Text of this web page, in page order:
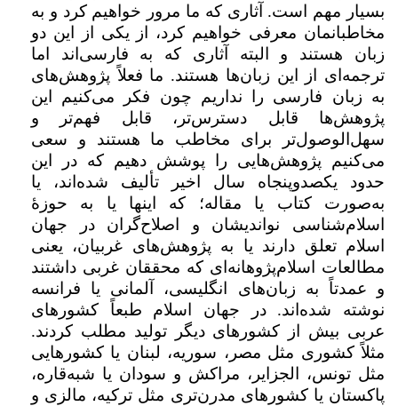
بسیار مهم است. آثاری که ما مرور خواهیم کرد و به
مخاطبانمان معرفی خواهیم کرد، از یکی از این دو
زبان هستند و البته آثاری که به فارسی‌اند اما
ترجمه‌ای از این زبان‌ها هستند. ما فعلاً پژوهش‌های
به زبان فارسی را نداریم چون فکر می‌کنیم این
پژوهش‌ها قابل دسترس‌تر، قابل فهم‌تر و
سهل‌الوصول‌تر‌ برای مخاطب ما هستند و سعی
می‌کنیم پژوهش‌هایی را پوشش دهیم که در این
حدود یکصدوپنجاه سال اخیر تألیف شده‌اند، یا
به‌صورت کتاب یا مقاله؛ که اینها یا به حوزۀ
اسلام‌شناسی نواندیشان و اصلاح‌گران در جهان
اسلام تعلق دارند یا به پژوهش‌های غربیان، یعنی
مطالعات اسلام‌پژوهانه‌ای که محققان غربی داشتند
و عمدتاً به زبان‌های انگلیسی، آلمانی یا فرانسه
نوشته شده‌اند. در جهان اسلام طبعاً کشورهای
عربی بیش از کشورهای دیگر تولید مطلب کردند.
مثلاً کشوری مثل مصر، سوریه، لبنان یا کشورهایی
مثل تونس، الجزایر، مراکش و سودان یا شبه‌قاره،
پاکستان یا کشورهای مدرن‌تری مثل ترکیه، مالزی و